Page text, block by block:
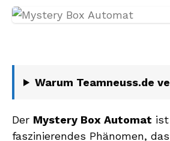
Warum Teamneuss.de
Der Mystery Box Automat
faszinierendes Phänomen,